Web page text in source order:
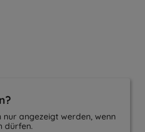
nur angezeigt werden, wenn
dürfen.